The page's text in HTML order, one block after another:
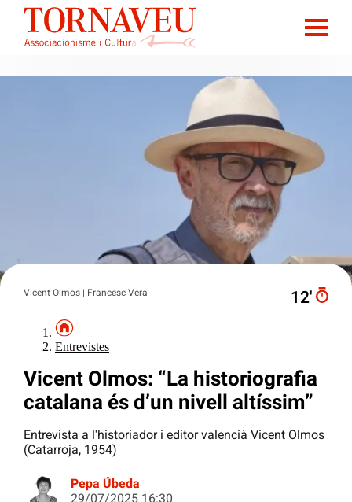
Vicent Olmos | Francesc Vera 12′
Entrevistes
Vicent Olmos: “La historiografia
catalana és d’un nivell altíssim”
Entrevista a l'historiador i editor valencià Vicent Olmos
(Catarroja, 1954)
Pepa Úbeda
29/07/2025 16:30